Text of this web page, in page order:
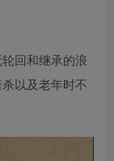
回和继承的浪
以及老年时不